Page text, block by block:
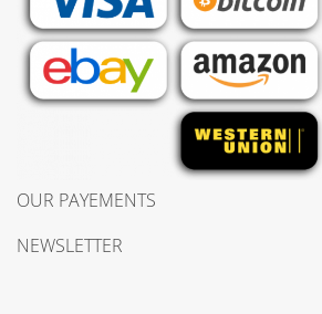
OUR PAYEMENTS
NEWSLETTER